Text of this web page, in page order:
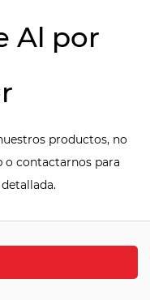
Al por
productos, no
o contactarnos para